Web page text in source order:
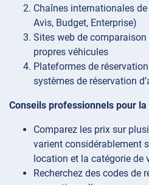
Chaînes internationales
Avis, Budget, Enterprise)
Sites web de
propres véhicules
Plateformes de
systèmes de réservation
Conseils professionnels pour
Comparez les prix sur
varient considérablement
location et la catégorie de
Recherchez des codes de